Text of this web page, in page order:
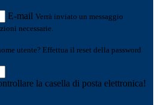
E-mail Verrà inviato un messaggio
necessarie.
utente? Effettua il reset della password
la casella di posta elettronica!